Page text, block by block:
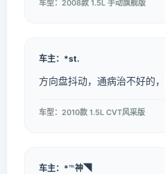
车型：2008款 1.5L 手动旗舰版
车主：*st.
方向盘抖动，通病治不好的
车型：2010款 1.5L CVT风采版
车主：*℡神◥